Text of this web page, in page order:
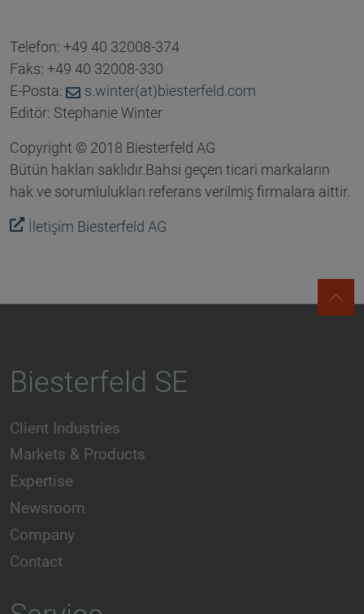
Telefon: +49 40 32008-374
Faks: +49 40 32008-330
E-Posta:
s.winter(at)biesterfeld.com
Editör: Stephanie Winter
Copyright © 2018 Biesterfeld AG
Bütün hakları saklıdır.Bahsi geçen ticari markaların
hak ve sorumlulukları referans verilmiş firmalara aittir.
İletişim Biesterfeld AG
Biesterfeld SE
Client Industries
Markets & Products
Expertise
Newsroom
Company
Contact